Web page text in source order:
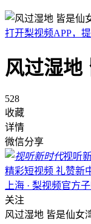
打开梨视频APP，
风过湿地
528
收藏
详情
微信分享
视听
精彩短视频 礼赞新
上海 · 梨视频官方
关注
风过湿地 皆是仙女